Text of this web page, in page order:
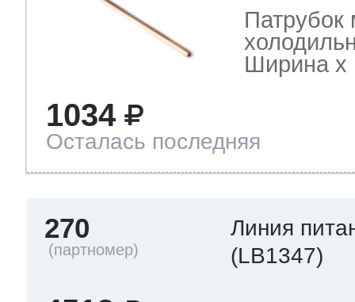
Патрубок
Ширина х
1034
Осталась последняя
270
Линия
(LB1347)